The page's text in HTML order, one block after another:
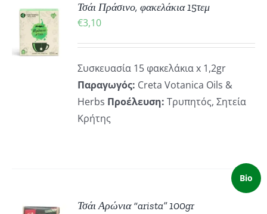
Τσάι Πράσινο, φακελάκια 15τεμ
€3,10
Συσκευασία 15 φακελάκια x 1,2gr
Παραγωγός: Creta Votanica Oils &
Herbs Προέλευση: Τρυπητός, Σητεία
Κρήτης
Bio
Τσάι Αρώνια “arista” 100gr